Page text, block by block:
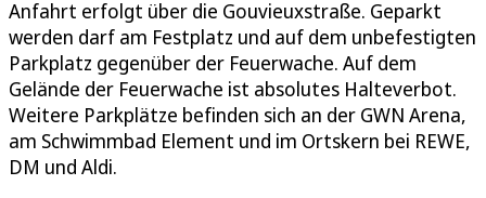
Anfahrt erfolgt über die Gouvieuxstraße. Geparkt
werden darf am Festplatz und auf dem unbefestigten
Parkplatz gegenüber der Feuerwache. Auf dem
Gelände der Feuerwache ist absolutes Halteverbot.
Weitere Parkplätze befinden sich an der GWN Arena,
am Schwimmbad Element und im Ortskern bei REWE,
DM und Aldi.